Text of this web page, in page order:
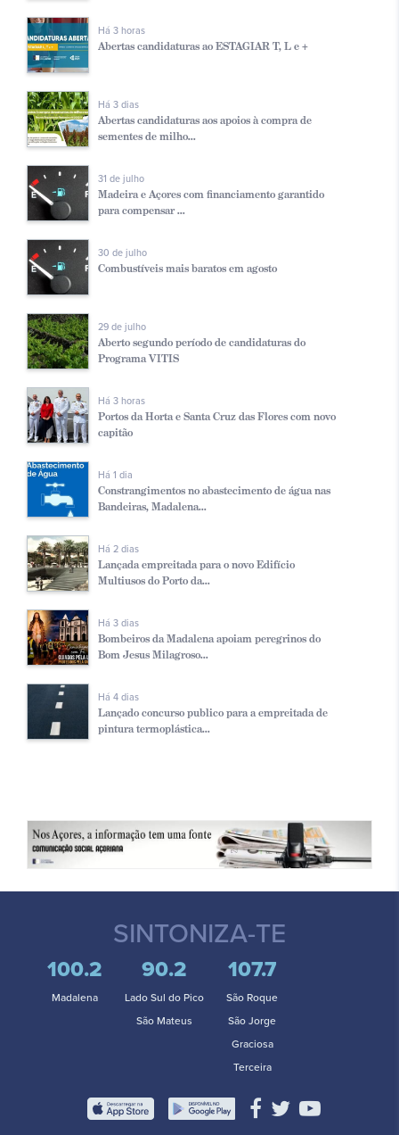
Há 3 horas
Abertas candidaturas ao ESTAGIAR T, L e +
Há 3 dias
Abertas candidaturas aos apoios à compra de
sementes de milho...
31 de julho
Madeira e Açores com financiamento garantido
para compensar ...
30 de julho
Combustíveis mais baratos em agosto
29 de julho
Aberto segundo período de candidaturas do
Programa VITIS
Há 3 horas
Portos da Horta e Santa Cruz das Flores com novo
capitão
Há 1 dia
Constrangimentos no abastecimento de água nas
Bandeiras, Madalena...
Há 2 dias
Lançada empreitada para o novo Edifício
Multiusos do Porto da...
Há 3 dias
Bombeiros da Madalena apoiam peregrinos do
Bom Jesus Milagroso...
Há 4 dias
Lançado concurso publico para a empreitada de
pintura termoplástica...
SINTONIZA-TE
100.2
Madalena
90.2
Lado Sul do Pico
São Mateus
107.7
São Roque
São Jorge
Graciosa
Terceira